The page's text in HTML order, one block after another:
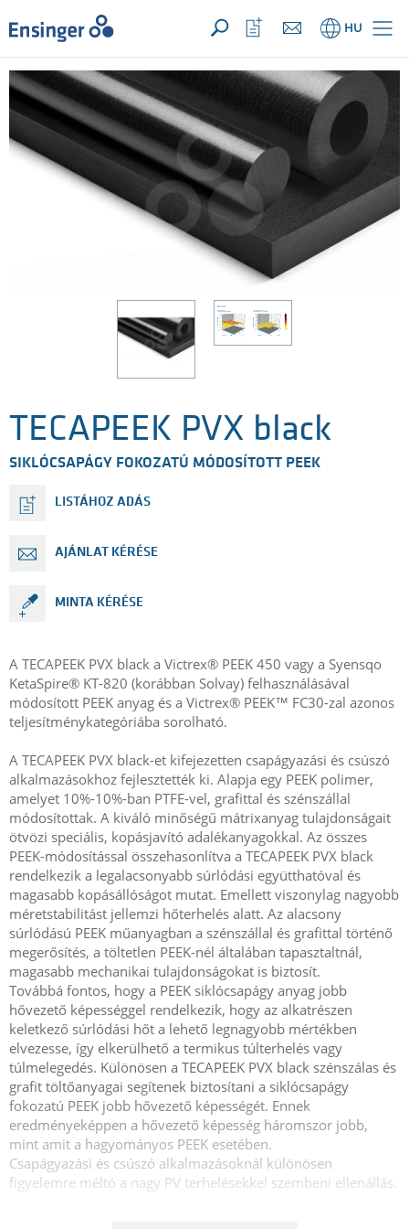
Az Ön megkeresése ({{productCount}} számú termékre)
MEGNYIT
Főoldal HU
Kedvencek
megnyitása
TECAPEEK PVX black
SIKLÓCSAPÁGY FOKOZATÚ MÓDOSÍTOTT PEEK
LISTÁHOZ ADÁS
AJÁNLAT KÉRÉSE
MINTA KÉRÉSE
A TECAPEEK PVX black a Victrex® PEEK 450 vagy a Syensqo
KetaSpire® KT-820 (korábban Solvay) felhasználásával
módosított PEEK anyag és a Victrex® PEEK™ FC30-zal azonos
teljesítménykategóriába sorolható.
A TECAPEEK PVX black-et kifejezetten csapágyazási és csúszó
alkalmazásokhoz fejlesztették ki. Alapja egy PEEK polimer,
amelyet 10%-10%-ban PTFE-vel, grafittal és szénszállal
módosítottak. A kiváló minőségű mátrixanyag tulajdonságait
ötvözi speciális, kopásjavító adalékanyagokkal. Az összes
PEEK-módosítással összehasonlítva a TECAPEEK PVX black
rendelkezik a legalacsonyabb súrlódási együtthatóval és
magasabb kopásállóságot mutat. Emellett viszonylag nagyobb
méretstabilitást jellemzi hőterhelés alatt. Az alacsony
súrlódású PEEK műanyagban a szénszállal és grafittal történő
megerősítés, a töltetlen PEEK-nél általában tapasztaltnál,
magasabb mechanikai tulajdonságokat is biztosít.
Továbbá fontos, hogy a PEEK siklócsapágy anyag jobb
hővezető képességgel rendelkezik, hogy az alkatrészen
keletkező súrlódási hőt a lehető legnagyobb mértékben
elvezesse, így elkerülhető a termikus túlterhelés vagy
túlmelegedés. Különösen a TECAPEEK PVX black szénszálas és
grafit töltőanyagai segítenek biztosítani a siklócsapágy
fokozatú PEEK jobb hővezető képességét. Ennek
eredményeképpen a hővezető képesség háromszor jobb,
mint amit a hagyományos PEEK esetében.
Csapágyazási és csúszó alkalmazásoknál különösen
figyelemre méltó a nagy PV terhelésekkel szembeni ellenállás.